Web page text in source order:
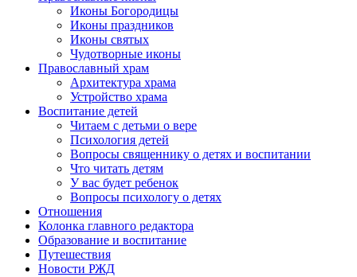
Иконы Богородицы
Иконы праздников
Иконы святых
Чудотворные иконы
Православный храм
Архитектура храма
Устройство храма
Воспитание детей
Читаем с детьми о вере
Психология детей
Вопросы священнику о детях и воспитании
Что читать детям
У вас будет ребенок
Вопросы психологу о детях
Отношения
Колонка главного редактора
Образование и воспитание
Путешествия
Новости РЖД